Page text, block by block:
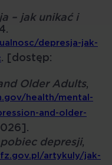
– jak unikać i
depresja-jak-
. [dostęp:
Older Adults,
health/mental-
and-older-
depresji,
artykuly/jak-